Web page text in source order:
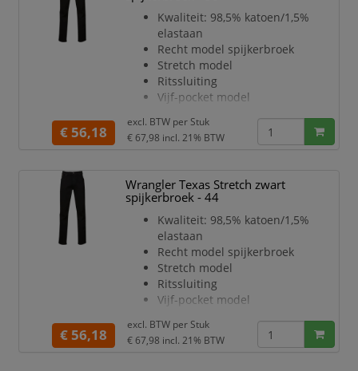
Kwaliteit: 98,5% katoen/1,5%
elastaan
Recht model spijkerbroek
Stretch model
Ritssluiting
Vijf-pocket model
Lengtemaat: 34
€ 56,18
excl. BTW per Stuk
€ 67,98 incl. 21% BTW
Wrangler Texas Stretch zwart
spijkerbroek - 44
Kwaliteit: 98,5% katoen/1,5%
elastaan
Recht model spijkerbroek
Stretch model
Ritssluiting
Vijf-pocket model
Lengtemaat: 34
€ 56,18
excl. BTW per Stuk
€ 67,98 incl. 21% BTW